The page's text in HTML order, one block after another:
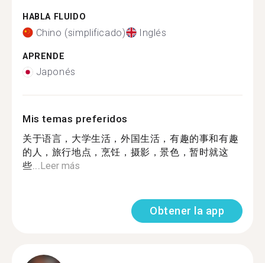
HABLA FLUIDO
Chino (simplificado) Inglés
APRENDE
Japonés
Mis temas preferidos
关于语言，大学生活，外国生活，有趣的事和有趣
的人，旅行地点，烹饪，摄影，景色，暂时就这
些...Leer más
Obtener la app